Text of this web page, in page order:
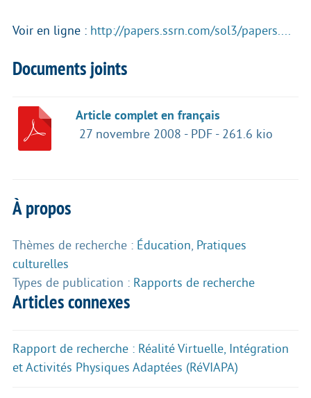
Voir en ligne : http://papers.ssrn.com/sol3/papers....
Documents joints
Article complet en français
27 novembre 2008 - PDF - 261.6 kio
À propos
Thèmes de recherche : Éducation Pratiques
culturelles
Types de publication : Rapports de recherche
Articles connexes
Rapport de recherche : Réalité Virtuelle, Intégration
et Activités Physiques Adaptées (RéVIAPA)